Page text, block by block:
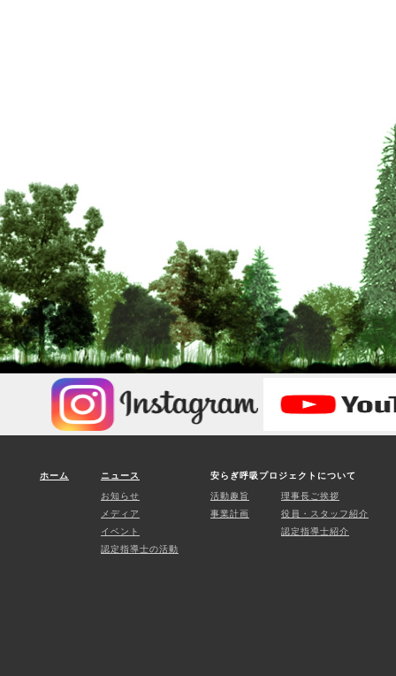
ホーム ニュース
お知らせ
メディア
イベント
認定指導士の活動
安らぎ呼吸プロジェクトについて
活動趣旨
事業計画
理事長ご挨拶
役員・スタッフ紹介
認定指導士紹介